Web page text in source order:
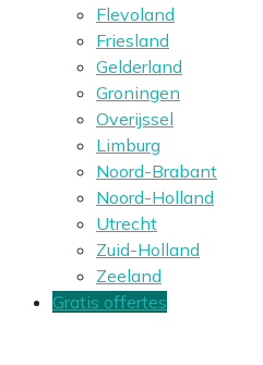
Flevoland
Friesland
Gelderland
Groningen
Overijssel
Limburg
Noord-Brabant
Noord-Holland
Utrecht
Zuid-Holland
Zeeland
Gratis offertes